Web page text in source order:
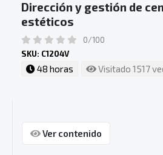
Dirección y gestión de
estéticos
0/100
SKU: C1204V
48 horas Visitado 1517
Ver contenido